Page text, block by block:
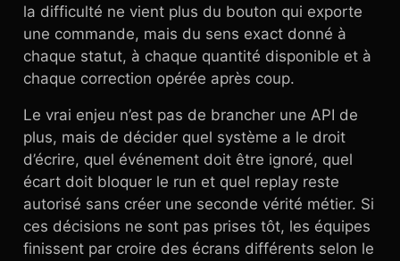
la difficulté ne vient plus du bouton qui exporte
une commande, mais du sens exact donné à
chaque statut, à chaque quantité disponible et à
chaque correction opérée après coup.
Le vrai enjeu n’est pas de brancher une API de
plus, mais de décider quel système a le droit
d’écrire, quel événement doit être ignoré, quel
écart doit bloquer le run et quel replay reste
autorisé sans créer une seconde vérité métier. Si
ces décisions ne sont pas prises tôt, les équipes
finissent par croire des écrans différents selon le